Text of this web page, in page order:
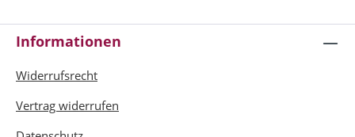
Informationen
Widerrufsrecht
Vertrag widerrufen